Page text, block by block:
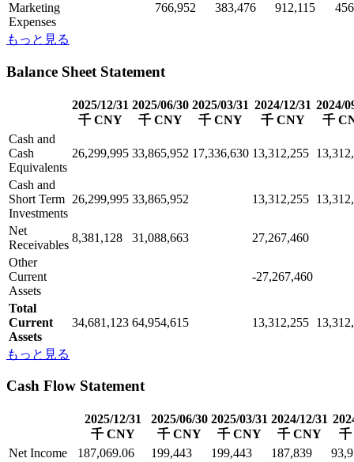
Marketing
Expenses
766,952 383,476 912,115
もっと見る
Balance Sheet Statement
2025/12/31
千 CNY
2025/06/30
千 CNY
2025/03/31
千 CNY
2024/12/31
千 CNY
2024/
千
Cash and
Cash
Equivalents
26,299,995 33,865,952 17,336,630 13,312,255
Cash and
Short Term
Investments
26,299,995 33,865,952 13,312,255
Net
Receivables
8,381,128 31,088,663
27,267,460
Other
Current
Assets
-27,267,460
Total
Current
Assets
34,681,123 64,954,615 13,312,255
もっと見る
Cash Flow Statement
2025/12/31
千 CNY
2025/06/30
千 CNY
2025/03/31
千 CNY
2024/12/31
千 CNY
Net Income
187,069.06 199,443 199,443 187,839